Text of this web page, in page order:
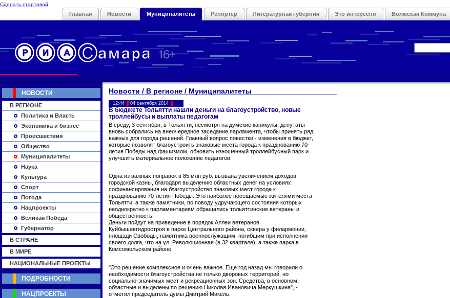
Сделать стартовой
Главная Новости Муниципалитеты Репортер Литературная губерния Это интересно Волжская Коммуна
Новости / В регионе / Муниципалитеты
12:44 04 сентября 2014
В бюджете Тольятти нашли деньги на благоустройство, новые
троллейбусы и выплаты педагогам
В среду, 3 сентября, в Тольятти, несмотря на думские каникулы, депутаты
вновь собрались на внеочередное заседание парламента, чтобы принять ряд
важных для города решений. Главный вопрос повестки - изменения в бюджет,
которые позволят благоустроить знаковые места города к празднованию 70-
летия Победы над фашизмом, обновить изношенный троллейбусный парк и
улучшить материальное положение педагогов.
Одна из важных поправок в 85 млн руб. вызвана увеличением доходов
городской казны, благодаря выделению областных денег на условиях
софинансирования на благоустройство знаковых мест города к
празднованию 70-летия Победы. Это наиболее посещаемые жителями места
Тольятти, а также памятники, по поводу удручающего состояния которых
неоднократно к парламентариям обращались тольяттинские ветераны и
общественность.
Деньги пойдут на приведение в порядок Аллеи ветеранов
Куйбышевгидростроя в парке Центрального района, сквера у филармонии,
площади Свободы, памятника военнослужащим, погибшим при исполнении
своего долга, что на ул. Революционная (в 32 квартале), а также парка в
Комсомольском районе.
"Это решение комплексное и очень важное. Еще год назад мы говорили о
необходимости благоустройства не только дворовых территорий, но
социально-значимых мест и рекреационных зон. Средства, в основном,
областные и выделены по решению Николая Ивановича Меркушкина", -
отметил председатель думы Дмитрий Микель.
НОВОСТИ
В РЕГИОНЕ
Политика и Власть
Экономика и бизнес
Происшествия
Общество
Муниципалитеты
Наука
Культура
Спорт
Погода
Нацпроекты
Великая Победа
Губернатор
В СТРАНЕ
В МИРЕ
НАЦИОНАЛЬНЫЕ ПРОЕКТЫ
ПОДРОБНОСТИ
НАЦПРОЕКТЫ